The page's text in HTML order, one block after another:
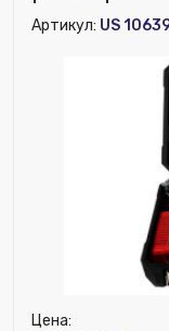
Нет
Ширина (мм):24
16/20/25/
Артикул: US
Цена: